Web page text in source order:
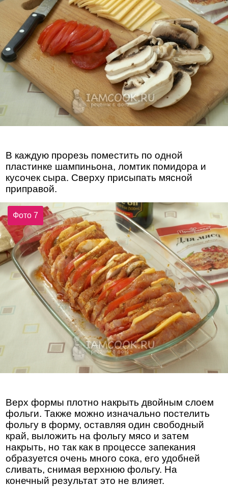
В каждую прорезь поместить по одной
пластинке шампиньона, ломтик помидора и
кусочек сыра. Сверху присыпать мясной
приправой.
Фото 7
Верх формы плотно накрыть двойным слоем
фольги. Также можно изначально постелить
фольгу в форму, оставляя один свободный
край, выложить на фольгу мясо и затем
накрыть, но так как в процессе запекания
образуется очень много сока, его удобней
сливать, снимая верхнюю фольгу. На
конечный результат это не влияет.